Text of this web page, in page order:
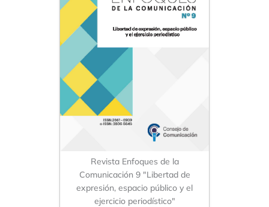
Revista Enfoques de la
Comunicación 9 "Libertad de
expresión, espacio público y el
ejercicio periodístico"